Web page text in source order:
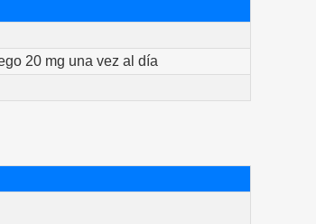
20 mg una vez al día